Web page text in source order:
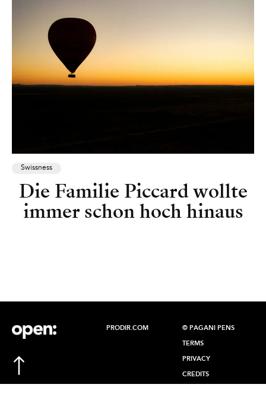
Swissness
Die Familie Piccard wollte
immer schon hoch hinaus
PRODIR.COM © PAGANI PENS
TERMS
PRIVACY
CREDITS